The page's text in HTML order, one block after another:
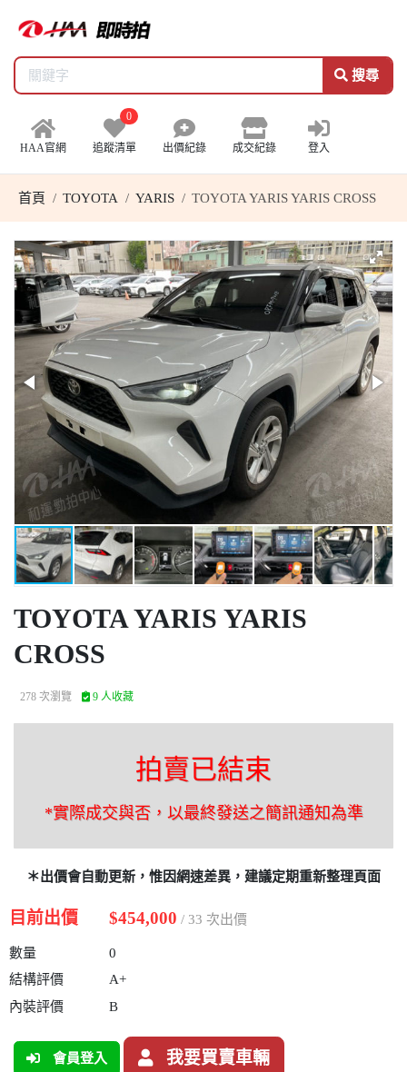
搜尋
HAA官網
0
追蹤清單 出價紀錄 成交紀錄 登入
首頁 TOYOTA YARIS TOYOTA YARIS YARIS CROSS
TOYOTA YARIS YARIS
CROSS
278 次瀏覽 9 人收藏
拍賣已結束
*實際成交與否，以最終發送之簡訊通知為準
＊出價會自動更新，惟因網速差異，建議定期重新整理頁面
目前出價 $454,000 / 33 次出價
數量
0
結構評價
A+
內裝評價
B
會員登入 我要買賣車輛